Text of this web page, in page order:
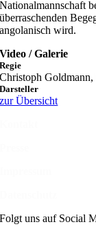
Nationalmannschaft
überraschenden
angolanisch wird.
Video / Galerie
Regie
Christoph
Darsteller
zur Übersicht
Folgt uns auf Social